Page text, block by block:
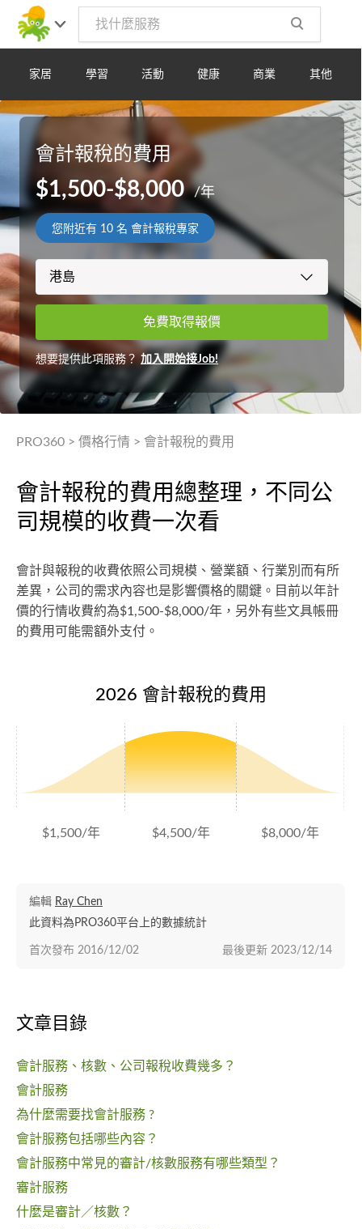
家居 學習 活動 健康 商業 其他
會計報稅的費用
$1,500-$8,000 /年
您附近有 10 名 會計報稅專家
免費取得報價
想要提供此項服務？加入開始接Job!
PRO360 > 價格行情 > 會計報稅的費用
會計報稅的費用總整理，不同公
司規模的收費一次看
會計與報稅的收費依照公司規模、營業額、行業別而有所
差異，公司的需求內容也是影響價格的關鍵。目前以年計
價的行情收費約為$1,500-$8,000/年，另外有些文具帳冊
的費用可能需額外支付。
2026 會計報稅的費用
$1,500/年 $4,500/年 $8,000/年
編輯 Ray Chen
此資料為PRO360平台上的數據統計
最後更新 2023/12/14
首次發布 2016/12/02
文章目錄
會計服務、核數、公司報稅收費幾多？
會計服務
為什麼需要找會計服務 ?
會計服務包括哪些內容？
會計服務中常見的審計/核數服務有哪些類型？
審計服務
什麼是審計／核數？